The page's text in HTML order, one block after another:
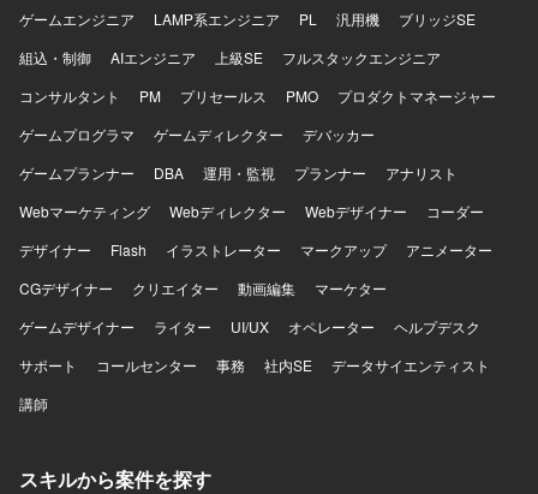
ゲームエンジニア
LAMP系エンジニア PL 汎用機
ブリッジSE
組込・制御
AIエンジニア 上級SE
フルスタックエンジニア
コンサルタント
PM プリセールス PMO
プロダクトマネージャー
ゲームプログラマ
ゲームディレクター
デバッカー
ゲームプランナー
DBA 運用・監視 プランナー
アナリスト
Webマーケティング
Webディレクター Webデザイナー
コーダー
デザイナー
Flash イラストレーター マークアップ
アニメーター
CGデザイナー
クリエイター 動画編集
マーケター
ゲームデザイナー
ライター UI/UX オペレーター
ヘルプデスク
サポート
コールセンター 事務 社内SE
データサイエンティスト
講師
スキルから案件を探す